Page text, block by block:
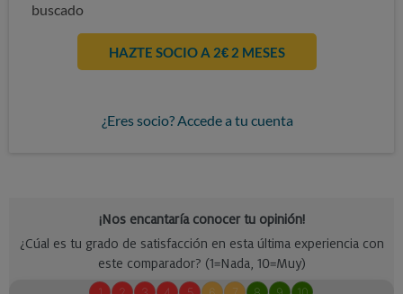
buscado
HAZTE SOCIO A 2€ 2 MESES
¿Eres socio? Accede a tu cuenta